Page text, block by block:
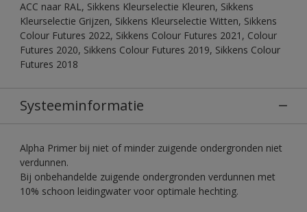
ACC naar RAL, Sikkens Kleurselectie Kleuren, Sikkens
Kleurselectie Grijzen, Sikkens Kleurselectie Witten, Sikkens
Colour Futures 2022, Sikkens Colour Futures 2021, Colour
Futures 2020, Sikkens Colour Futures 2019, Sikkens Colour
Futures 2018
Systeeminformatie
Alpha Primer bij niet of minder zuigende ondergronden niet
verdunnen.
Bij onbehandelde zuigende ondergronden verdunnen met
10% schoon leidingwater voor optimale hechting.